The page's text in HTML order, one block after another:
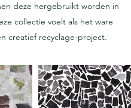
deze hergebruikt worden in
collectie voelt als het ware
creatief recyclage-project.